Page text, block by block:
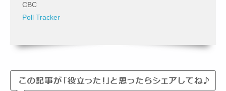
CBC
Poll Tracker